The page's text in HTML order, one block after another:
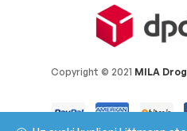
Copyright © 2021 MILA